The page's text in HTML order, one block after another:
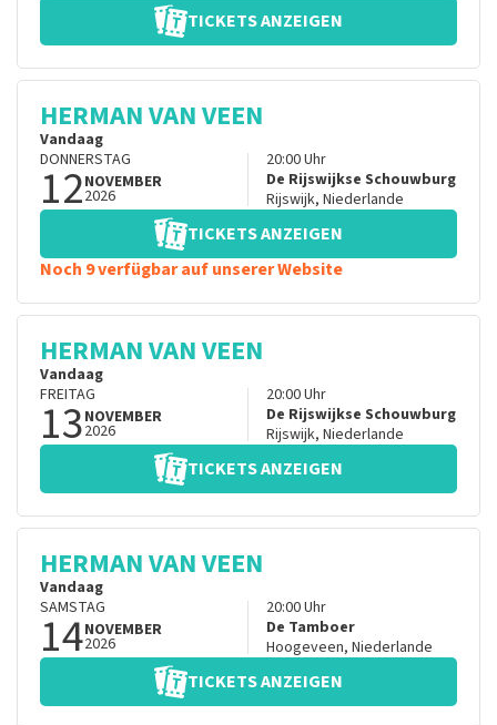
TICKETS ANZEIGEN
HERMAN VAN VEEN
Vandaag
DONNERSTAG
12NOVEMBER
2026
20:00Uhr
De Rijswijkse Schouwburg
Rijswijk, Niederlande
TICKETS ANZEIGEN
Noch 9 verfügbar auf unserer Website
HERMAN VAN VEEN
Vandaag
FREITAG
13NOVEMBER
2026
20:00Uhr
De Rijswijkse Schouwburg
Rijswijk, Niederlande
TICKETS ANZEIGEN
HERMAN VAN VEEN
Vandaag
SAMSTAG
14NOVEMBER
2026
20:00Uhr
De Tamboer
Hoogeveen, Niederlande
TICKETS ANZEIGEN